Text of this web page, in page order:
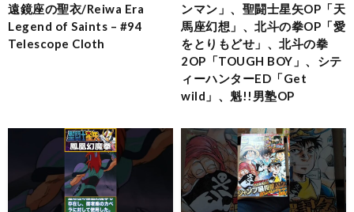
遠鏡座の聖衣/Reiwa Era
Legend of Saints – #94
Telescope Cloth
ンマン」、聖闘士星矢OP「天
馬座幻想」、北斗の拳OP「愛
をとりもどせ」、北斗の拳
2OP「TOUGH BOY」、シテ
ィーハンターED「Get
wild」、魁!!男塾OP